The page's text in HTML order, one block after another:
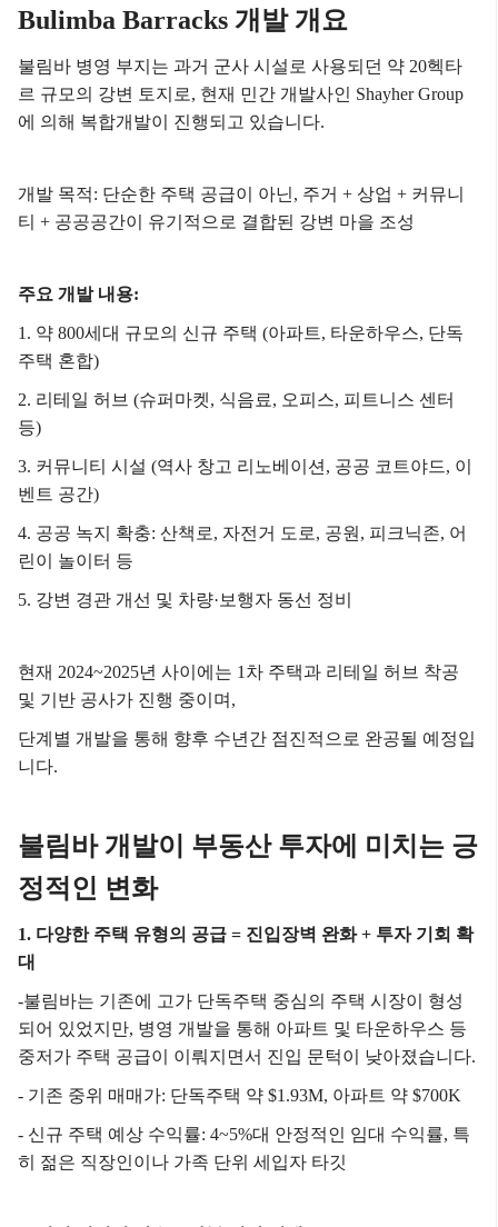
Bulimba Barracks 개발 개요
불림바 병영 부지는 과거 군사 시설로 사용되던 약 20헥타
르 규모의 강변 토지로, 현재 민간 개발사인 Shayher Group
에 의해 복합개발이 진행되고 있습니다.
개발 목적: 단순한 주택 공급이 아닌, 주거 + 상업 + 커뮤니
티 + 공공공간이 유기적으로 결합된 강변 마을 조성
주요 개발 내용:
1. 약 800세대 규모의 신규 주택 (아파트, 타운하우스, 단독
주택 혼합)
2. 리테일 허브 (슈퍼마켓, 식음료, 오피스, 피트니스 센터
등)
3. 커뮤니티 시설 (역사 창고 리노베이션, 공공 코트야드, 이
벤트 공간)
4. 공공 녹지 확충: 산책로, 자전거 도로, 공원, 피크닉존, 어
린이 놀이터 등
5. 강변 경관 개선 및 차량·보행자 동선 정비
현재 2024~2025년 사이에는 1차 주택과 리테일 허브 착공
및 기반 공사가 진행 중이며,
단계별 개발을 통해 향후 수년간 점진적으로 완공될 예정입
니다.
불림바 개발이 부동산 투자에 미치는 긍
정적인 변화
1. 다양한 주택 유형의 공급 = 진입장벽 완화 + 투자 기회 확
대
-불림바는 기존에 고가 단독주택 중심의 주택 시장이 형성
되어 있었지만, 병영 개발을 통해 아파트 및 타운하우스 등
중저가 주택 공급이 이뤄지면서 진입 문턱이 낮아졌습니다.
- 기존 중위 매매가: 단독주택 약 $1.93M, 아파트 약 $700K
- 신규 주택 예상 수익률: 4~5%대 안정적인 임대 수익률, 특
히 젊은 직장인이나 가족 단위 세입자 타깃